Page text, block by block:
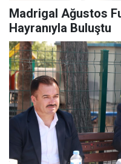
Madrigal Ağustos Fuarı’nda Binlerce
Hayranıyla Buluştu